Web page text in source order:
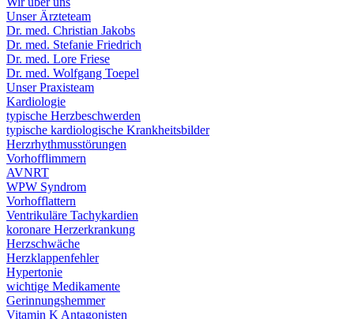
Unser Ärzteteam
Dr. med. Christian Jakobs
Dr. med. Stefanie Friedrich
Dr. med. Lore Friese
Dr. med. Wolfgang Toepel
Unser Praxisteam
Kardiologie
typische Herzbeschwerden
typische kardiologische Krankheitsbilder
Herzrhythmusstörungen
Vorhofflimmern
AVNRT
WPW Syndrom
Vorhofflattern
Ventrikuläre Tachykardien
koronare Herzerkrankung
Herzschwäche
Herzklappenfehler
Hypertonie
wichtige Medikamente
Gerinnungshemmer
Vitamin K Antagonisten